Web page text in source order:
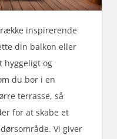
inspirerende
din balkon eller
hyggeligt og
du bor i en
terrasse, så
for at skabe et
Vi giver